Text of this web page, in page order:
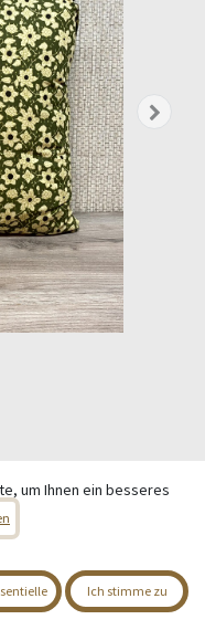
WARENKORB
um Ihnen ein besseres
Ich stimme zu